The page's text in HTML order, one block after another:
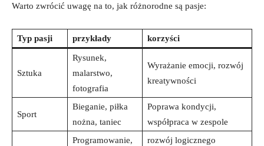
Warto ⁢zwrócić ⁣uwagę ‌na to, ​jak ⁢różnorodne ​są ​pasje:
Typ pasji przykłady korzyści
Sztuka
Rysunek,
malarstwo,‌
fotografia
Wyrażanie emocji, rozwój
kreatywności
Sport
Bieganie,⁣ piłka​
nożna, taniec
Poprawa kondycji,
współpraca w zespole
Programowanie,⁣
rozwój logicznego